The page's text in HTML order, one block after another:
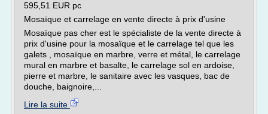
595,51 EUR pc
Mosaïque et carrelage en vente directe à prix d'usine
Mosaïque pas cher est le spécialiste de la vente directe à
prix d'usine pour la mosaïque et le carrelage tel que les
galets , mosaïque en marbre, verre et métal, le carrelage
mural en marbre et basalte, le carrelage sol en ardoise,
pierre et marbre, le sanitaire avec les vasques, bac de
douche, baignoire,...
Lire la suite